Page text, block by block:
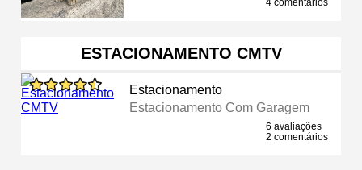
ESTACIONAMENTO CMTV
Estacionamento
Estacionamento Com Garagem
6 avaliações
2 comentários